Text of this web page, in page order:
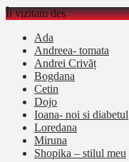
Îi vizitam des
Ada
Andreea- tomata
Andrei Crivăț
Bogdana
Cetin
Dojo
Ioana- noi si diabetul
Loredana
Miruna
Shopika – stilul meu